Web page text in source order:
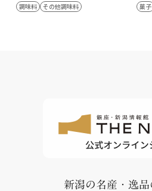
調味料 その他調味料 菓子
新潟の名産・逸品